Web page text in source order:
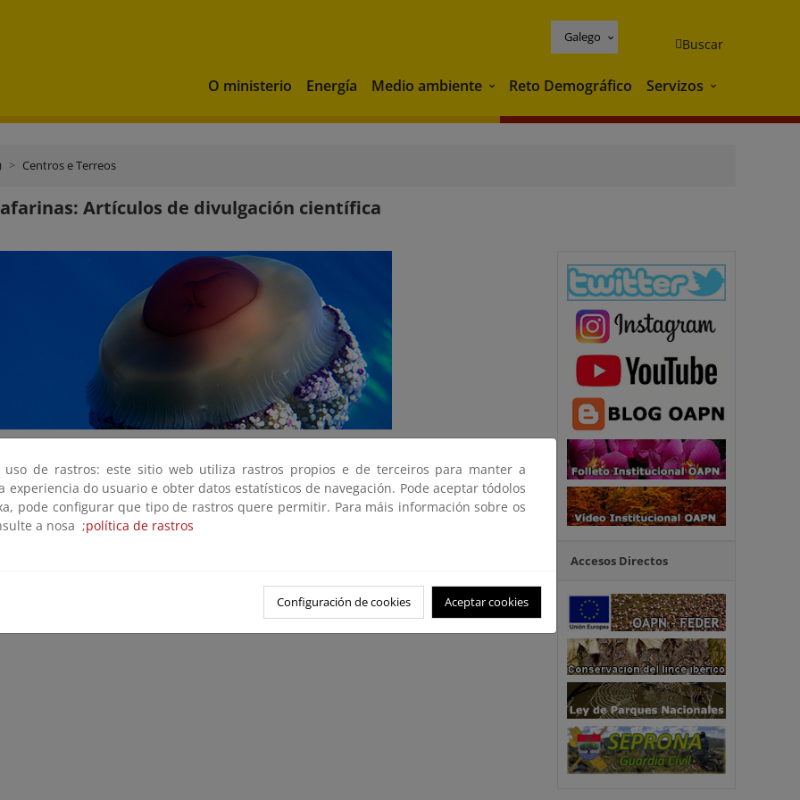
Galego Buscar
O ministerio Energía Medio ambiente Medio ambiente
Reto Demográfico Servizos Servizos
Centros e Terreos
Artículos de divulgación científica
Accesos Directos
uso de rastros: este sitio web utiliza rastros propios e de terceiros para manter a
experiencia do usuario e obter datos estatísticos de navegación. Pode aceptar tódolos
pode configurar que tipo de rastros quere permitir. Para máis información sobre os
a nosa ;política de rastros
Configuración de cookies Aceptar cookies